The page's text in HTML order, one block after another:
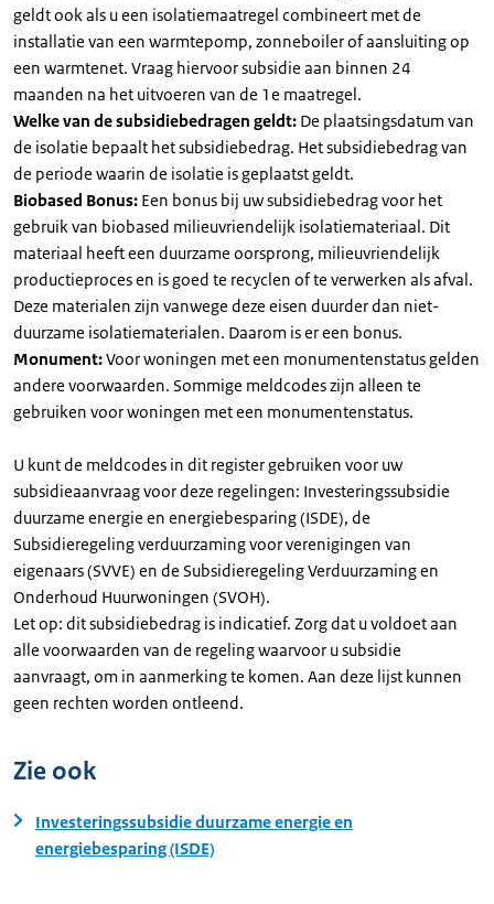
geldt ook als u een isolatiemaatregel combineert met de
installatie van een warmtepomp, zonneboiler of aansluiting op
een warmtenet. Vraag hiervoor subsidie aan binnen 24
maanden na het uitvoeren van de 1e maatregel.
Welke van de subsidiebedragen geldt: De plaatsingsdatum van
de isolatie bepaalt het subsidiebedrag. Het subsidiebedrag van
de periode waarin de isolatie is geplaatst geldt.
Biobased Bonus: Een bonus bij uw subsidiebedrag voor het
gebruik van biobased milieuvriendelijk isolatiemateriaal. Dit
materiaal heeft een duurzame oorsprong, milieuvriendelijk
productieproces en is goed te recyclen of te verwerken als afval.
Deze materialen zijn vanwege deze eisen duurder dan niet-
duurzame isolatiematerialen. Daarom is er een bonus.
Monument:Voor woningen met een monumentenstatus gelden
andere voorwaarden. Sommige meldcodes zijn alleen te
gebruiken voor woningen met een monumentenstatus.
U kunt de meldcodes in dit register gebruiken voor uw
subsidieaanvraag voor deze regelingen: Investeringssubsidie
duurzame energie en energiebesparing (ISDE), de
Subsidieregeling verduurzaming voor verenigingen van
eigenaars (SVVE) en de Subsidieregeling Verduurzaming en
Onderhoud Huurwoningen (SVOH).
Let op: dit subsidiebedrag is indicatief. Zorg dat u voldoet aan
alle voorwaarden van de regeling waarvoor u subsidie
aanvraagt, om in aanmerking te komen. Aan deze lijst kunnen
geen rechten worden ontleend.
Zie ook
Investeringssubsidie duurzame energie en
energiebesparing (ISDE)